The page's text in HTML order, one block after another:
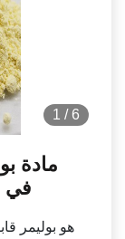
1 / 6
مادة
في